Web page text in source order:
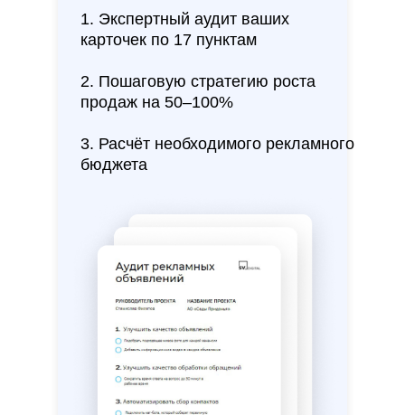
1. Экспертный аудит ваших
карточек по 17 пунктам
2. Пошаговую стратегию роста
продаж на 50–100%
3. Расчёт необходимого рекламного
бюджета